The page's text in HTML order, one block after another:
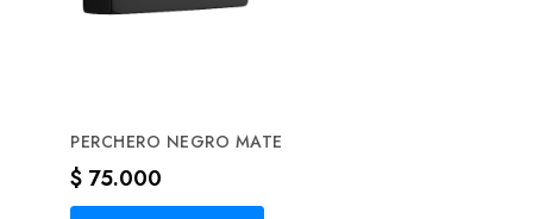
PERCHERO NEGRO MATE
Precio
$ 75.000